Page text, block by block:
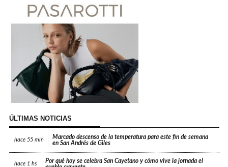
ÚLTIMAS NOTICIAS
hace 55 min
Marcado descenso de la temperatura para este fin de semana
en San Andrés de Giles
hace 1 hs
Por qué hoy se celebra San Cayetano y cómo vive la jornada el